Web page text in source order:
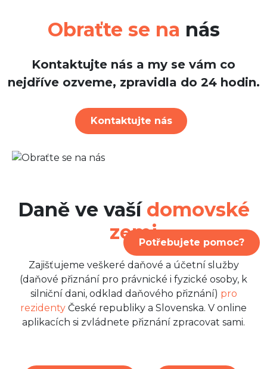
Obraťte se na nás
Kontaktujte nás a my se vám co
nejdříve ozveme, zpravidla do 24 hodin.
Kontaktujte nás
Potřebujete pomoc?
Daně ve vaší domovské
zemi
Zajišťujeme veškeré daňové a účetní služby
(daňové přiznání pro právnické i fyzické osoby, k
silniční dani, odklad daňového přiznání) pro
rezidenty České republiky a Slovenska. V online
aplikacích si zvládnete přiznání zpracovat sami.